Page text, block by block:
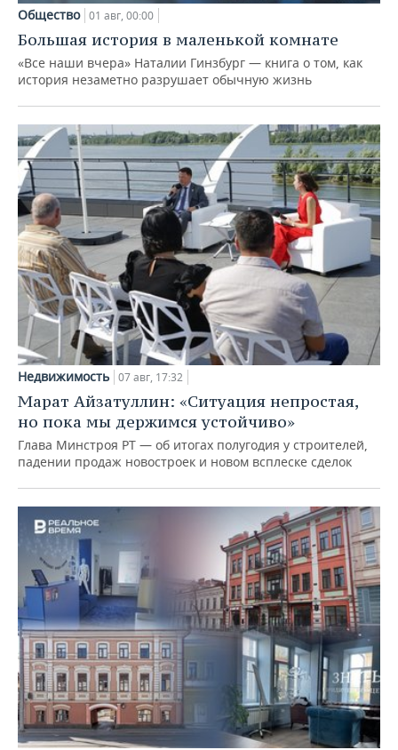
Общество 01 авг, 00:00
Большая история в маленькой комнате
«Все наши вчера» Наталии Гинзбург — книга о том, как
история незаметно разрушает обычную жизнь
Недвижимость 07 авг, 17:32
Марат Айзатуллин: «Ситуация непростая,
но пока мы держимся устойчиво»
Глава Минстроя РТ — об итогах полугодия у строителей,
падении продаж новостроек и новом всплеске сделок